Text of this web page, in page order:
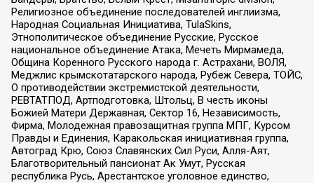
Религиозное объединение последователей инглиизма,
Народная Социальная Инициатива, TulaSkins,
Этнополитическое объединение Русские, Русское
национальное объединение Атака, Мечеть Мирмамеда,
Община Коренного Русского народа г. Астрахани, ВОЛЯ,
Меджлис крымскотатарского народа, Рубеж Севера, ТОЙС,
О противодействии экстремистской деятельности,
РЕВТАТПОД, Артподготовка, Штольц, В честь иконы
Божией Матери Державная, Сектор 16, Независимость,
Фирма, Молодежная правозащитная группа МПГ, Курсом
Правды и Единения, Каракольская инициативная группа,
Автоград Крю, Союз Славянских Сил Руси, Алля-Аят,
Благотворительный пансионат Ак Умут, Русская
республика Русь, Арестантское уголовное единство,